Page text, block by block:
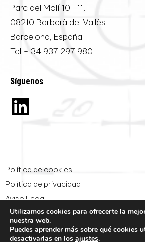
Parc del Molí 10 -11,
08210 Barberà del Vallès
Barcelona, España
Tel + 34 937 297 980
Síguenos
Política de cookies
Política de privacidad
Aviso Legal
Condiciones generales de venta
Whistleblowing
Utilizamos cookies para ofrecerte la
nuestra web.
Puedes aprender más sobre qué cookies
desactivarlas en los ajustes.